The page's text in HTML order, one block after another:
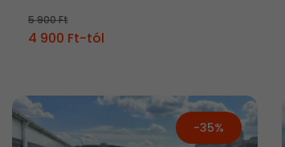
5 900 Ft
4 900 Ft-tól
-35%